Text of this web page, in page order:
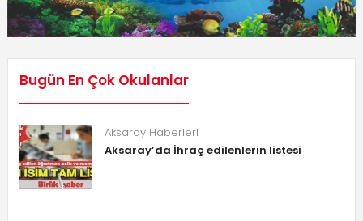
Bugün En Çok Okulanlar
Aksaray Haberleri
Aksaray’da İhraç edilenlerin listesi